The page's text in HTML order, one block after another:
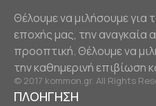
Θέλουμε να μιλήσουμε για
εποχής μας, την αναγκαία
προοπτική. Θέλουμε να
την καθημερινή επιβίωση
© 2017 kommon.gr. All Rights
ΠΛΟΗΓΗΣΗ